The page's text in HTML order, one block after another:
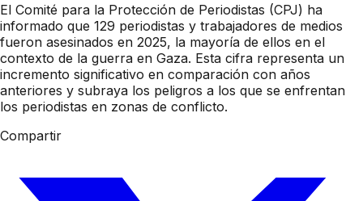
El Comité para la Protección de Periodistas (CPJ) ha
informado que 129 periodistas y trabajadores de medios
fueron asesinados en 2025, la mayoría de ellos en el
contexto de la guerra en Gaza. Esta cifra representa un
incremento significativo en comparación con años
anteriores y subraya los peligros a los que se enfrentan
los periodistas en zonas de conflicto.
Compartir